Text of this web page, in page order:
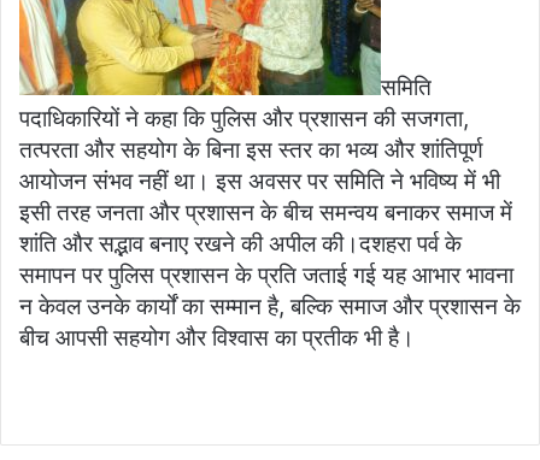
समिति
पदाधिकारियों ने कहा कि पुलिस और प्रशासन की सजगता,
तत्परता और सहयोग के बिना इस स्तर का भव्य और शांतिपूर्ण
आयोजन संभव नहीं था। इस अवसर पर समिति ने भविष्य में भी
इसी तरह जनता और प्रशासन के बीच समन्वय बनाकर समाज में
शांति और सद्भाव बनाए रखने की अपील की।दशहरा पर्व के
समापन पर पुलिस प्रशासन के प्रति जताई गई यह आभार भावना
न केवल उनके कार्यों का सम्मान है, बल्कि समाज और प्रशासन के
बीच आपसी सहयोग और विश्वास का प्रतीक भी है।